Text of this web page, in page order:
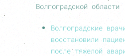
Волгоградской области
Волгоградские
восстановили
после тяжелой